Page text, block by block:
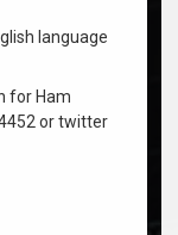
language
for Ham
or twitter